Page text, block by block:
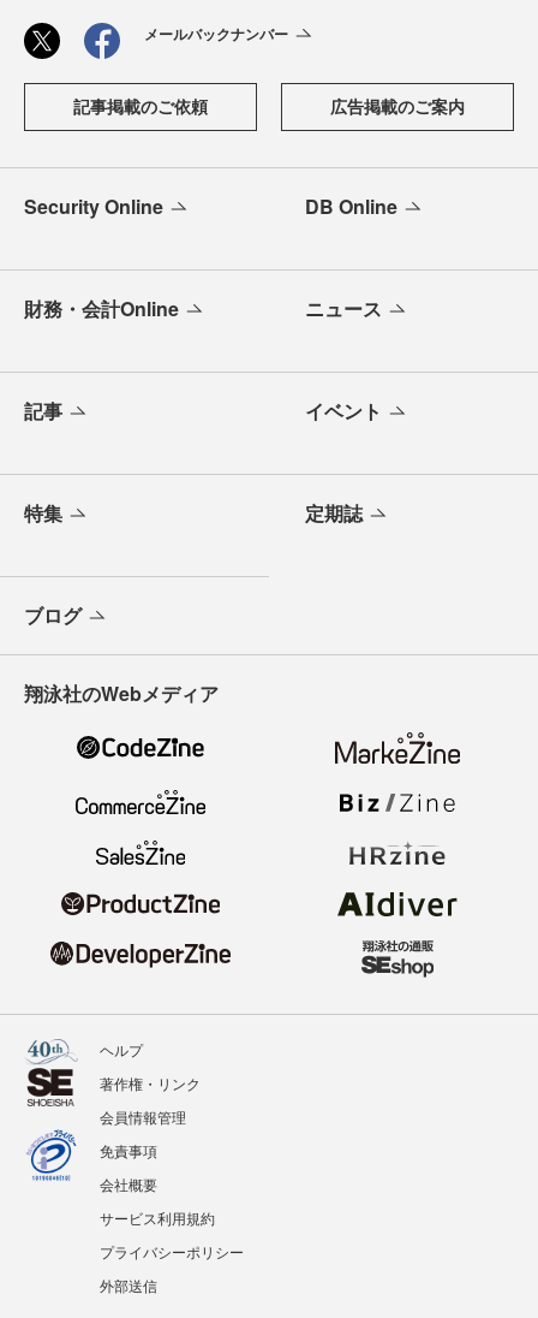
メールバックナンバー
記事掲載のご依頼 広告掲載のご案内
Security Online DB Online
財務・会計Online ニュース
記事 イベント
特集 定期誌
ブログ
翔泳社のWebメディア
ヘルプ
著作権・リンク
会員情報管理
免責事項
会社概要
サービス利用規約
プライバシーポリシー
外部送信